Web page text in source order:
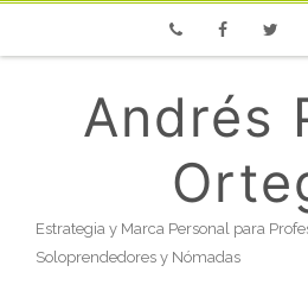
Andrés
Estrategia y Marca Personal para
Soloprendedores y Nómadas